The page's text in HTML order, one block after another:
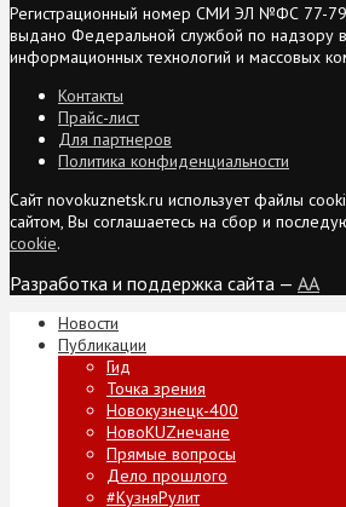
Регистрационный номер СМИ ЭЛ №ФС 77-
выдано Федеральной службой по надзору
информационных технологий и массовых
Контакты
Прайс-лист
Для партнеров
Политика конфиденциальности
Сайт novokuznetsk.ru использует файлы
сайтом, Вы соглашаетесь на сбор и
cookie.
Разработка и поддержка сайта — AA
Новости
Публикации
Гид
Точка зрения
Новокузнецк-400
НовоKUZнечане
Прямые вопросы
Дело прошлого
#КузняРулит